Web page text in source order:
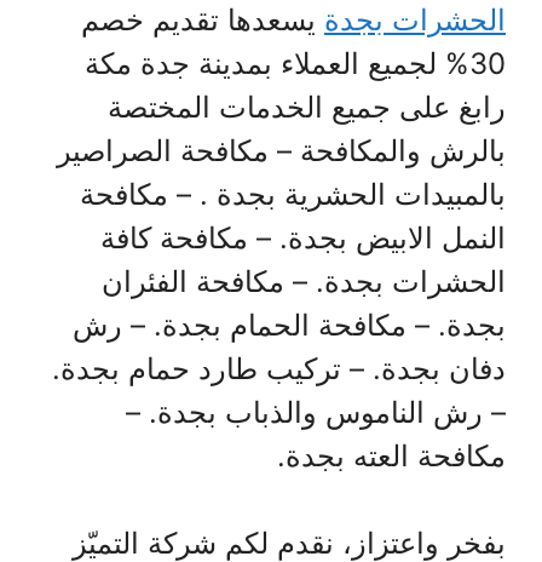
الحشرات بجدة يسعدها تقديم خصم
30% لجميع العملاء بمدينة جدة مكة
رابغ على جميع الخدمات المختصة
بالرش والمكافحة – مكافحة الصراصير
بالمبيدات الحشرية بجدة . – مكافحة
النمل الابيض بجدة. – مكافحة كافة
الحشرات بجدة. – مكافحة الفئران
بجدة. – مكافحة الحمام بجدة. – رش
دفان بجدة. – تركيب طارد حمام بجدة.
– رش الناموس والذباب بجدة. –
مكافحة العته بجدة.
بفخر واعتزاز، نقدم لكم شركة التميّز